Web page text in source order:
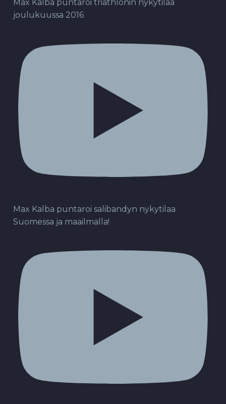
Max Kalba puntaroi triathlonin nykytilaa
joulukuussa 2016
Max Kalba puntaroi salibandyn nykytilaa
Suomessa ja maailmalla!